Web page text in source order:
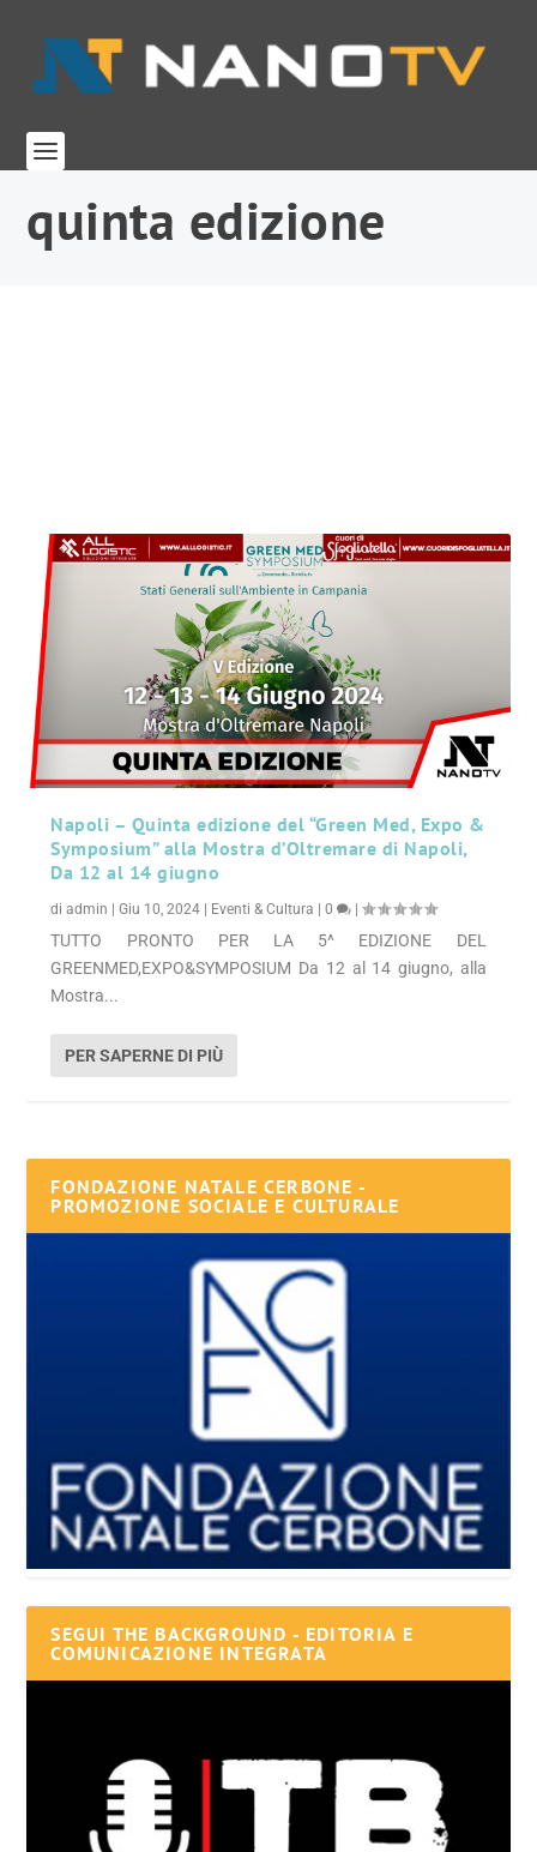
quinta edizione
Napoli – Quinta edizione del “Green Med, Expo &
Symposium” alla Mostra d’Oltremare di Napoli,
Da 12 al 14 giugno
diadmin |Giu 10, 2024 Eventi & Cultura |0 |
TUTTO PRONTO PER LA 5^ EDIZIONE DEL
GREENMED,EXPO&SYMPOSIUM Da 12 al 14 giugno, alla
Mostra...
PER SAPERNE DI PIÙ
FONDAZIONE NATALE CERBONE -
PROMOZIONE SOCIALE E CULTURALE
SEGUI THE BACKGROUND - EDITORIA E
COMUNICAZIONE INTEGRATA